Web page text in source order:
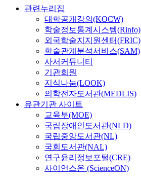
관련누리집
대학공개강의(KOCW)
학술정보통계시스템(Rinfo)
외국학술지지원센터(FRIC)
학술관계분석서비스(SAM)
사서커뮤니티
기관회원
지식나눔(LOOK)
의학전자도서관(MEDLIS)
유관기관 사이트
교육부(MOE)
국립장애인도서관(NLD)
국립중앙도서관(NL)
국회도서관(NAL)
연구윤리정보포털(CRE)
사이언스온 (ScienceON)